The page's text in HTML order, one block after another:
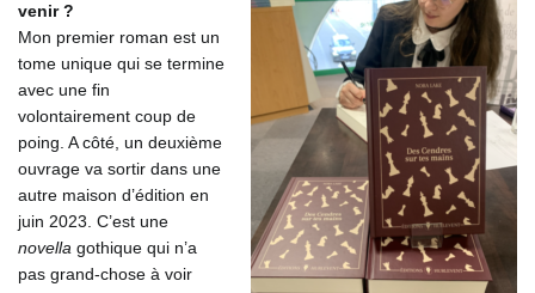
venir ?
Mon premier roman est un
tome unique qui se termine
avec une fin
volontairement coup de
poing. A côté, un deuxième
ouvrage va sortir dans une
autre maison d’édition en
juin 2023. C’est une
novella gothique qui n’a
pas grand-chose à voir